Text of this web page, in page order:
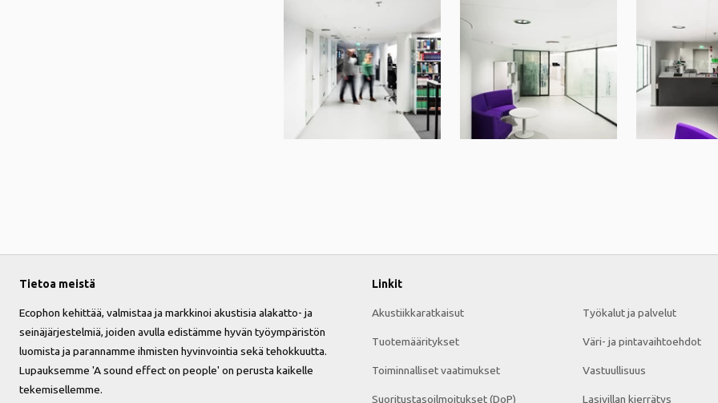
Tietoa meistä
Ecophon kehittää, valmistaa ja markkinoi akustisia alakatto- ja
seinäjärjestelmiä, joiden avulla edistämme hyvän työympäristön
luomista ja parannamme ihmisten hyvinvointia sekä tehokkuutta.
Lupauksemme 'A sound effect on people' on perusta kaikelle
tekemisellemme.
Linkit
Akustiikkaratkaisut
Tuotemääritykset
Toiminnalliset vaatimukset
Suoritustasoilmoitukset (DoP)
Työkalut ja palvelut
Väri- ja pintavaihtoehdot
Vastuullisuus
Lasivillan kierrätys